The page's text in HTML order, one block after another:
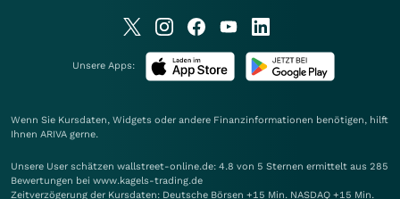
Unsere Apps:
Wenn Sie Kursdaten, Widgets oder andere Finanzinformationen benötigen, hilft
Ihnen ARIVA gerne.
Unsere User schätzen wallstreet-online.de: 4.8 von 5 Sternen ermittelt aus 285
Bewertungen bei www.kagels-trading.de
Zeitverzögerung der Kursdaten: Deutsche Börsen +15 Min. NASDAQ +15 Min.